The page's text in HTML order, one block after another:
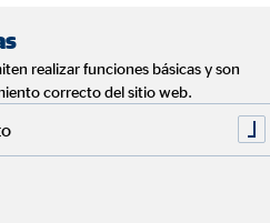
asesoramiento es que puedas
te voy a explicar hasta el más
una solución financiera
esta solución a tus
realizar funciones básicas y son
correcto del sitio web.